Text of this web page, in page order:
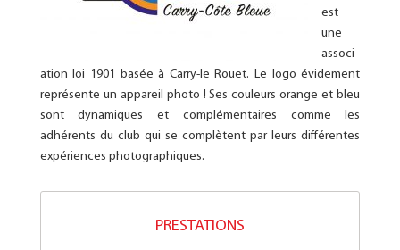
est
une
associ
ation loi 1901 basée à Carry-le Rouet. Le logo évidement
représente un appareil photo ! Ses couleurs orange et bleu
sont dynamiques et complémentaires comme les
adhérents du club qui se complètent par leurs différentes
expériences photographiques.
PRESTATIONS